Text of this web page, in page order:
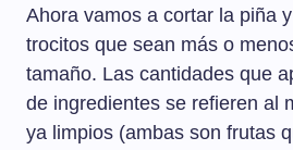
Ahora vamos a cortar la piña
trocitos que sean más o
tamaño. Las cantidades que
de ingredientes se refieren al
ya limpios (ambas son frutas